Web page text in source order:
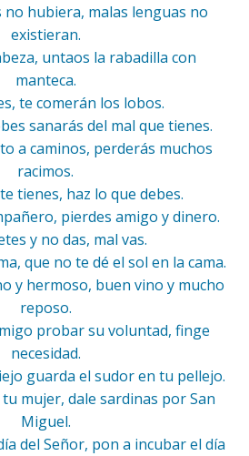
no hubiera, malas lenguas no
existieran.
untaos la rabadilla con
manteca.
te comerán los lobos.
sanarás del mal que tienes.
a caminos, perderás muchos
racimos.
tienes, haz lo que debes.
pierdes amigo y dinero.
y no das, mal vas.
que no te dé el sol en la cama.
y hermoso, buen vino y mucho
reposo.
probar su voluntad, finge
necesidad.
guarda el sudor en tu pellejo.
mujer, dale sardinas por San
Miguel.
del Señor, pon a incubar el día